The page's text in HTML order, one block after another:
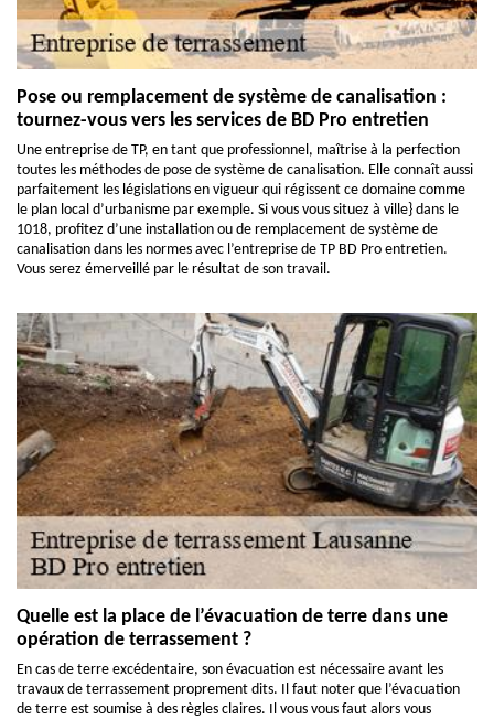
Pose ou remplacement de système de canalisation :
tournez-vous vers les services de BD Pro entretien
Une entreprise de TP, en tant que professionnel, maîtrise à la perfection
toutes les méthodes de pose de système de canalisation. Elle connaît aussi
parfaitement les législations en vigueur qui régissent ce domaine comme
le plan local d’urbanisme par exemple. Si vous vous situez à ville} dans le
1018, profitez d’une installation ou de remplacement de système de
canalisation dans les normes avec l’entreprise de TP BD Pro entretien.
Vous serez émerveillé par le résultat de son travail.
Quelle est la place de l’évacuation de terre dans une
opération de terrassement ?
En cas de terre excédentaire, son évacuation est nécessaire avant les
travaux de terrassement proprement dits. Il faut noter que l’évacuation
de terre est soumise à des règles claires. Il vous vous faut alors vous